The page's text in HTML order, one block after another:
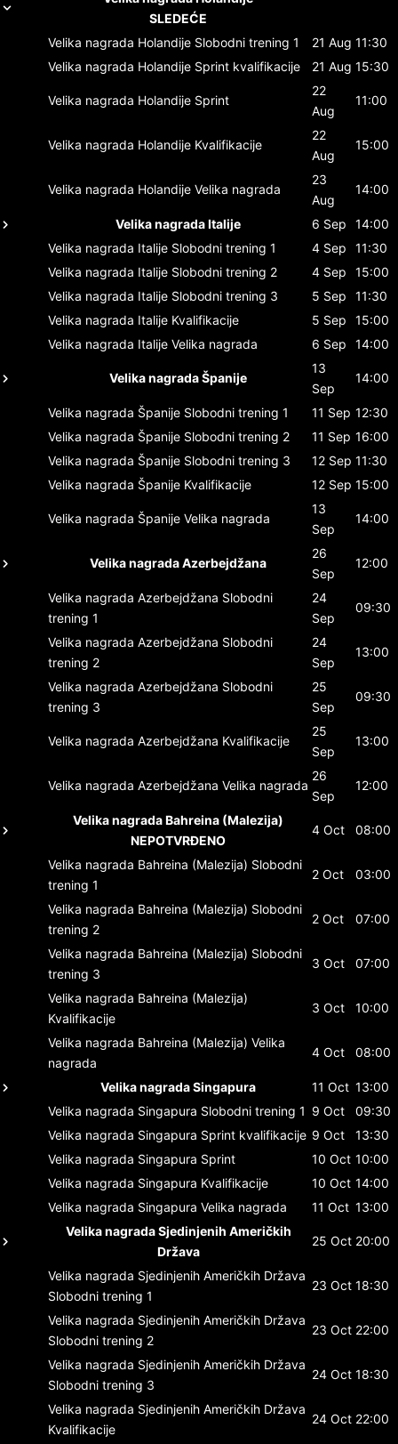
SLEDEĆE
Velika nagrada Holandije Slobodni trening 1 21 Aug 11:30
Velika nagrada Holandije Sprint kvalifikacije 21 Aug 15:30
Velika nagrada Holandije Sprint
22
Aug
11:00
Velika nagrada Holandije Kvalifikacije
22
Aug
15:00
Velika nagrada Holandije Velika nagrada
23
Aug
14:00
Velika nagrada Italije 6 Sep
14:00
Velika nagrada Italije Slobodni trening 1 4 Sep
11:30
Velika nagrada Italije Slobodni trening 2 4 Sep
15:00
Velika nagrada Italije Slobodni trening 3 5 Sep
11:30
Velika nagrada Italije Kvalifikacije 5 Sep
15:00
Velika nagrada Italije Velika nagrada 6 Sep 14:00
Velika nagrada Španije
13
Sep
14:00
Velika nagrada Španije Slobodni trening 1 11 Sep 12:30
Velika nagrada Španije Slobodni trening 2 11 Sep 16:00
Velika nagrada Španije Slobodni trening 3 12 Sep 11:30
Velika nagrada Španije Kvalifikacije 12 Sep 15:00
Velika nagrada Španije Velika nagrada
13
Sep
14:00
Velika nagrada Azerbejdžana
26
Sep
12:00
Velika nagrada Azerbejdžana Slobodni
trening 1
24
Sep
09:30
Velika nagrada Azerbejdžana Slobodni
trening 2
24
Sep
13:00
Velika nagrada Azerbejdžana Slobodni
trening 3
25
Sep
09:30
Velika nagrada Azerbejdžana Kvalifikacije
25
Sep
13:00
Velika nagrada Azerbejdžana Velika nagrada
26
Sep
12:00
Velika nagrada Bahreina (Malezija)
NEPOTVRĐENO
4 Oct 08:00
Velika nagrada Bahreina (Malezija) Slobodni
trening 1
2 Oct 03:00
Velika nagrada Bahreina (Malezija) Slobodni
trening 2
2 Oct 07:00
Velika nagrada Bahreina (Malezija) Slobodni
trening 3
3 Oct 07:00
Velika nagrada Bahreina (Malezija)
Kvalifikacije
3 Oct 10:00
Velika nagrada Bahreina (Malezija) Velika
nagrada
4 Oct 08:00
Velika nagrada Singapura 11 Oct 13:00
Velika nagrada Singapura Slobodni trening 1 9 Oct
09:30
Velika nagrada Singapura Sprint kvalifikacije 9 Oct
13:30
Velika nagrada Singapura Sprint 10 Oct 10:00
Velika nagrada Singapura Kvalifikacije 10 Oct 14:00
Velika nagrada Singapura Velika nagrada 11 Oct 13:00
Velika nagrada Sjedinjenih Američkih
Država
25 Oct 20:00
Velika nagrada Sjedinjenih Američkih Država
Slobodni trening 1
23 Oct 18:30
Velika nagrada Sjedinjenih Američkih Država
Slobodni trening 2
23 Oct 22:00
Velika nagrada Sjedinjenih Američkih Država
Slobodni trening 3
24 Oct 18:30
Velika nagrada Sjedinjenih Američkih Država
Kvalifikacije
24 Oct 22:00